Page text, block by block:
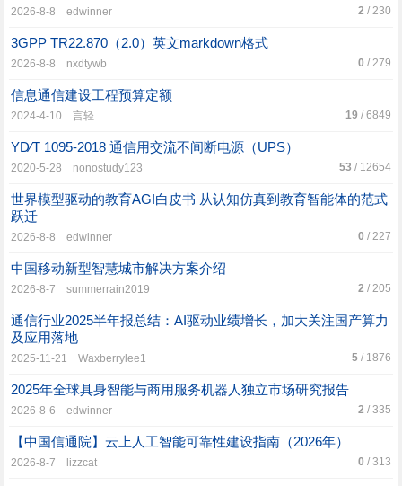
2 / 230
2026-8-8 edwinner
3GPP TR22.870（2.0）英文markdown格式
0 / 279
2026-8-8 nxdtywb
信息通信建设工程预算定额
19 / 6849
2024-4-10 言轻
YD∕T 1095-2018 通信用交流不间断电源（UPS）
53 / 12654
2020-5-28 nonostudy123
世界模型驱动的教育AGI白皮书 从认知仿真到教育智能体的范式
跃迁
0 / 227
2026-8-8 edwinner
中国移动新型智慧城市解决方案介绍
2 / 205
2026-8-7 summerrain2019
通信行业2025半年报总结：AI驱动业绩增长，加大关注国产算力
及应用落地
5 / 1876
2025-11-21 Waxberrylee1
2025年全球具身智能与商用服务机器人独立市场研究报告
2 / 335
2026-8-6 edwinner
【中国信通院】云上人工智能可靠性建设指南（2026年）
0 / 313
2026-8-7 lizzcat